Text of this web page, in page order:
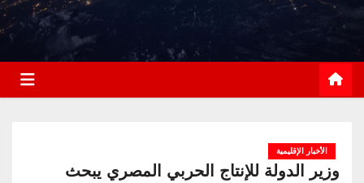
الأخبار الإقليمية
وزير الدولة للإنتاج الحربي المصري يبحث